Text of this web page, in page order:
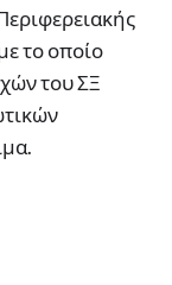
το οποίο
του ΣΞ